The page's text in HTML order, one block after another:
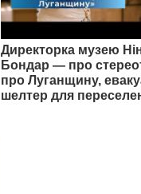
Директорка музею
Бондар — про
про Луганщину,
шелтер для